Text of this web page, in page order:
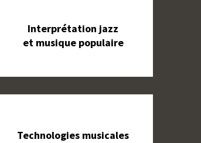
Interprétation jazz
et musique populaire
Technologies musicales